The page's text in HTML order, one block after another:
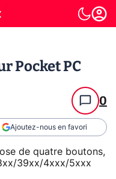
Pocket PC
0
Ajoutez-nous en favori
de quatre boutons,
39xx/4xxx/5xxx